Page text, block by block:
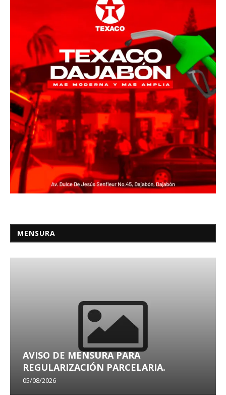
MENSURA
AVISO DE MENSURA PARA
REGULARIZACIÓN PARCELARIA.
05/08/2026